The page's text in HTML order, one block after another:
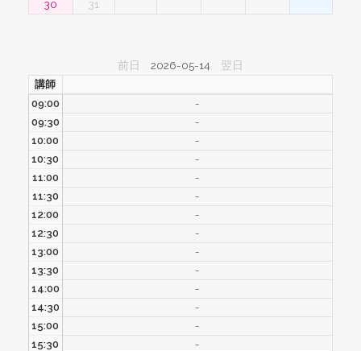
30
31
前日 2026-05-14 翌日
講師
09:00
-
09:30
-
10:00
-
10:30
-
11:00
-
11:30
-
12:00
-
12:30
-
13:00
-
13:30
-
14:00
-
14:30
-
15:00
-
15:30
-